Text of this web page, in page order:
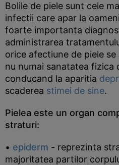
Bolile de piele sunt cele
infectii care apar la
foarte importanta
administrarea
orice afectiune de piele
nu numai sanatatea fizica
conducand la aparitia
scaderea stimei de sine.
Pielea este un organ
straturi:
• epiderm - reprezinta
majoritatea partilor